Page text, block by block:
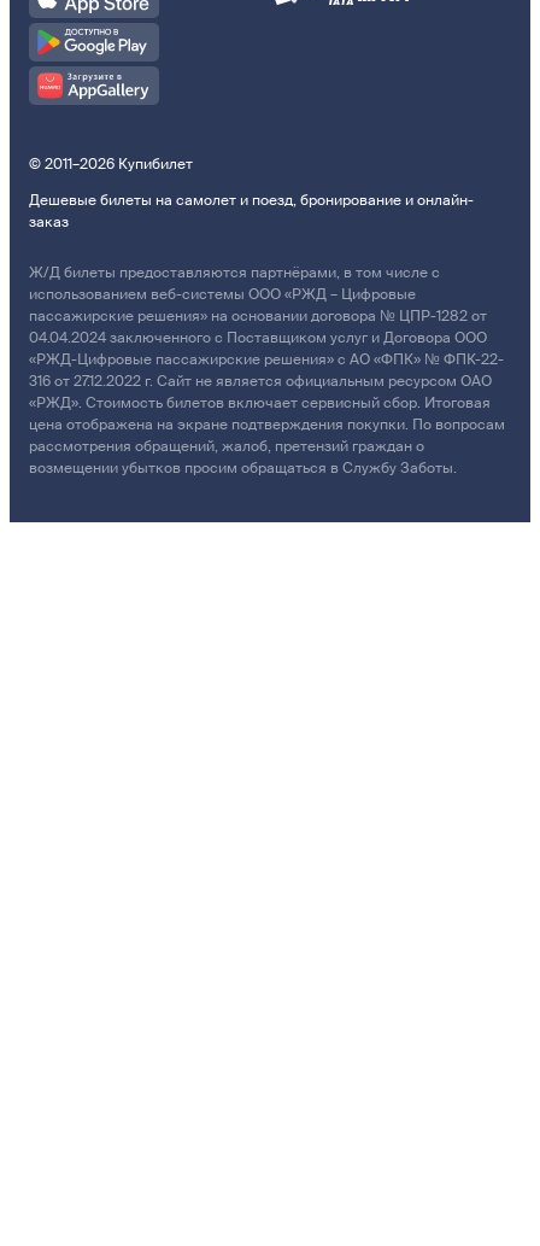
© 2011–2026 Купибилет
Дешевые билеты на самолет и поезд, бронирование и онлайн-
заказ
Ж/Д билеты предоставляются партнёрами, в том числе с
использованием веб-системы ООО «РЖД – Цифровые
пассажирские решения» на основании договора № ЦПР-1282 от
04.04.2024 заключенного с Поставщиком услуг и Договора ООО
«РЖД-Цифровые пассажирские решения» с АО «ФПК» № ФПК-22-
316 от 27.12.2022 г. Сайт не является официальным ресурсом ОАО
«РЖД». Стоимость билетов включает сервисный сбор. Итоговая
цена отображена на экране подтверждения покупки. По вопросам
рассмотрения обращений, жалоб, претензий граждан о
возмещении убытков просим обращаться в Службу Заботы.